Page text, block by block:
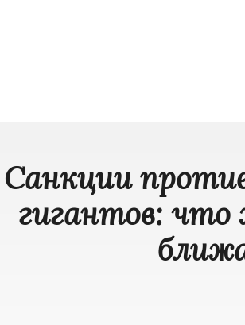
Санкции
гигантов: что